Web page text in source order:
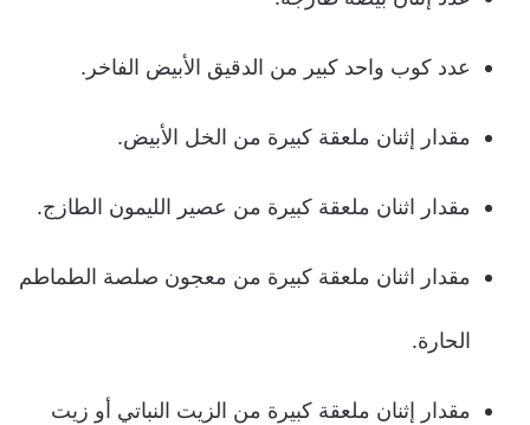
عدد كوب واحد كبير من الدقيق الأبيض الفاخر.
مقدار إثنان ملعقة كبيرة من الخل الأبيض.
مقدار اثنان ملعقة كبيرة من عصير الليمون الطازج.
مقدار اثنان ملعقة كبيرة من معجون صلصة الطماطم
الحارة.
مقدار إثنان ملعقة كبيرة من الزيت النباتي أو زيت